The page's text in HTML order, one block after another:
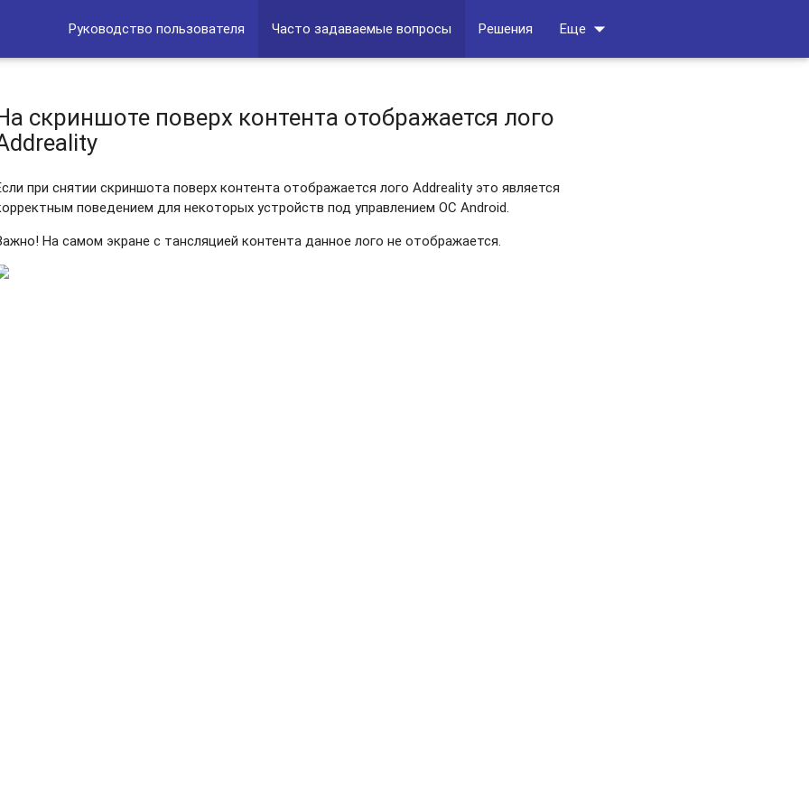
Руководство пользователя Часто задаваемые вопросы Решения Еще arrow_drop_down
скриншоте поверх контента отображается лого
при снятии скриншота поверх контента отображается лого Addreality это является
поведением для некоторых устройств под управлением ОС Android.
На самом экране с тансляцией контента данное лого не отображается.